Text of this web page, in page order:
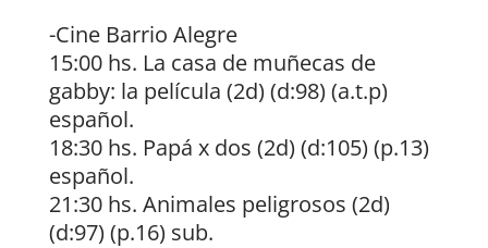
-Cine Barrio Alegre
15:00 hs. La casa de muñecas de
gabby: la película (2d) (d:98) (a.t.p)
español.
18:30 hs. Papá x dos (2d) (d:105) (p.13)
español.
21:30 hs. Animales peligrosos (2d)
(d:97) (p.16) sub.